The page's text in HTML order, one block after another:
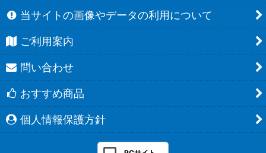
当サイトの画像やデータの利用について
ご利用案内
問い合わせ
おすすめ商品
個人情報保護方針